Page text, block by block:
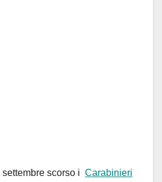
scorso i Carabinieri